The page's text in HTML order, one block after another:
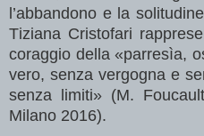
l’abbandono e la
Tiziana Cristofari
coraggio della «parresìa,
vero, senza vergogna e
senza limiti» (M.
Milano 2016).